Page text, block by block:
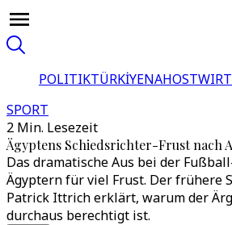
POLITIKTÜRKİYENAHOST
SPORT
2 Min. Lesezeit
Ägyptens Schiedsrichter-Frust nach
Das dramatische Aus bei der
Ägyptern für viel Frust. Der frühere
Patrick Ittrich erklärt, warum der
durchaus berechtigt ist.